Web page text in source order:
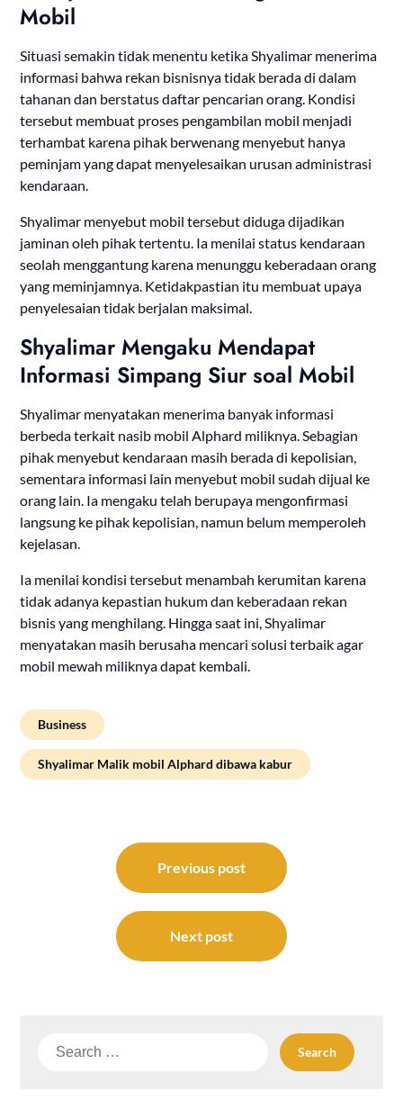
Mobil
Situasi semakin tidak menentu ketika Shyalimar menerima
informasi bahwa rekan bisnisnya tidak berada di dalam
tahanan dan berstatus daftar pencarian orang. Kondisi
tersebut membuat proses pengambilan mobil menjadi
terhambat karena pihak berwenang menyebut hanya
peminjam yang dapat menyelesaikan urusan administrasi
kendaraan.
Shyalimar menyebut mobil tersebut diduga dijadikan
jaminan oleh pihak tertentu. Ia menilai status kendaraan
seolah menggantung karena menunggu keberadaan orang
yang meminjamnya. Ketidakpastian itu membuat upaya
penyelesaian tidak berjalan maksimal.
Shyalimar Mengaku Mendapat
Informasi Simpang Siur soal Mobil
Shyalimar menyatakan menerima banyak informasi
berbeda terkait nasib mobil Alphard miliknya. Sebagian
pihak menyebut kendaraan masih berada di kepolisian,
sementara informasi lain menyebut mobil sudah dijual ke
orang lain. Ia mengaku telah berupaya mengonfirmasi
langsung ke pihak kepolisian, namun belum memperoleh
kejelasan.
Ia menilai kondisi tersebut menambah kerumitan karena
tidak adanya kepastian hukum dan keberadaan rekan
bisnis yang menghilang. Hingga saat ini, Shyalimar
menyatakan masih berusaha mencari solusi terbaik agar
mobil mewah miliknya dapat kembali.
Business
Shyalimar Malik mobil Alphard dibawa kabur
navigation
Previous post
Next post
Search